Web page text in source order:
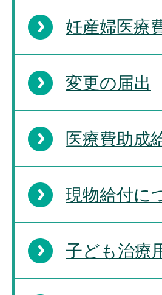
妊産婦医療
変更の届出
医療費助成
現物給付に
子ども治療